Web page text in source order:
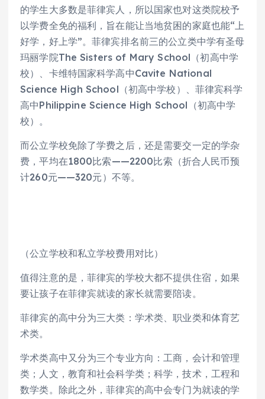
的学生大多数是菲律宾人，所以国家也对这类院校予
以学费全免的福利，旨在能让当地贫困的家庭也能“上
好学，好上学”。菲律宾排名前三的公立类中学有圣母
玛丽学院The Sisters of Mary School（初高中学
校）、卡维特国家科学高中Cavite National
Science High School（初高中学校）、菲律宾科学
高中Philippine Science High School（初高中学
校）。
而公立学校免除了学费之后，还是需要交一定的学杂
费，平均在1800比索——2200比索（折合人民币预
计260元——320元）不等。
（公立学校和私立学校费用对比）
值得注意的是，菲律宾的学校大都不提供住宿，如果
要让孩子在菲律宾就读的家长就需要陪读。
菲律宾的高中分为三大类：学术类、职业类和体育艺
术类。
学术类高中又分为三个专业方向：工商，会计和管理
类；人文，教育和社会科学类；科学，技术，工程和
数学类。除此之外，菲律宾的高中会专门为就读的学